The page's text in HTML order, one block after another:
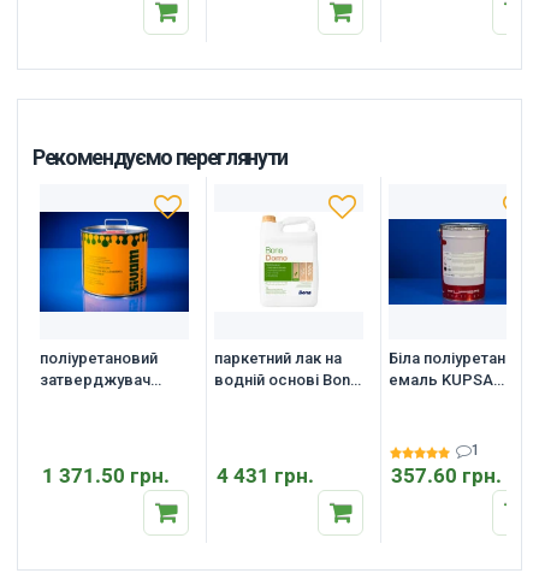
Рекомендуємо переглянути
поліуретановий
затверджувач
1 371.50 грн.
паркетний лак на
водній основі Bonа
4 431 грн.
Біла поліуретанова
емаль KUPSA
357.60 грн.
1